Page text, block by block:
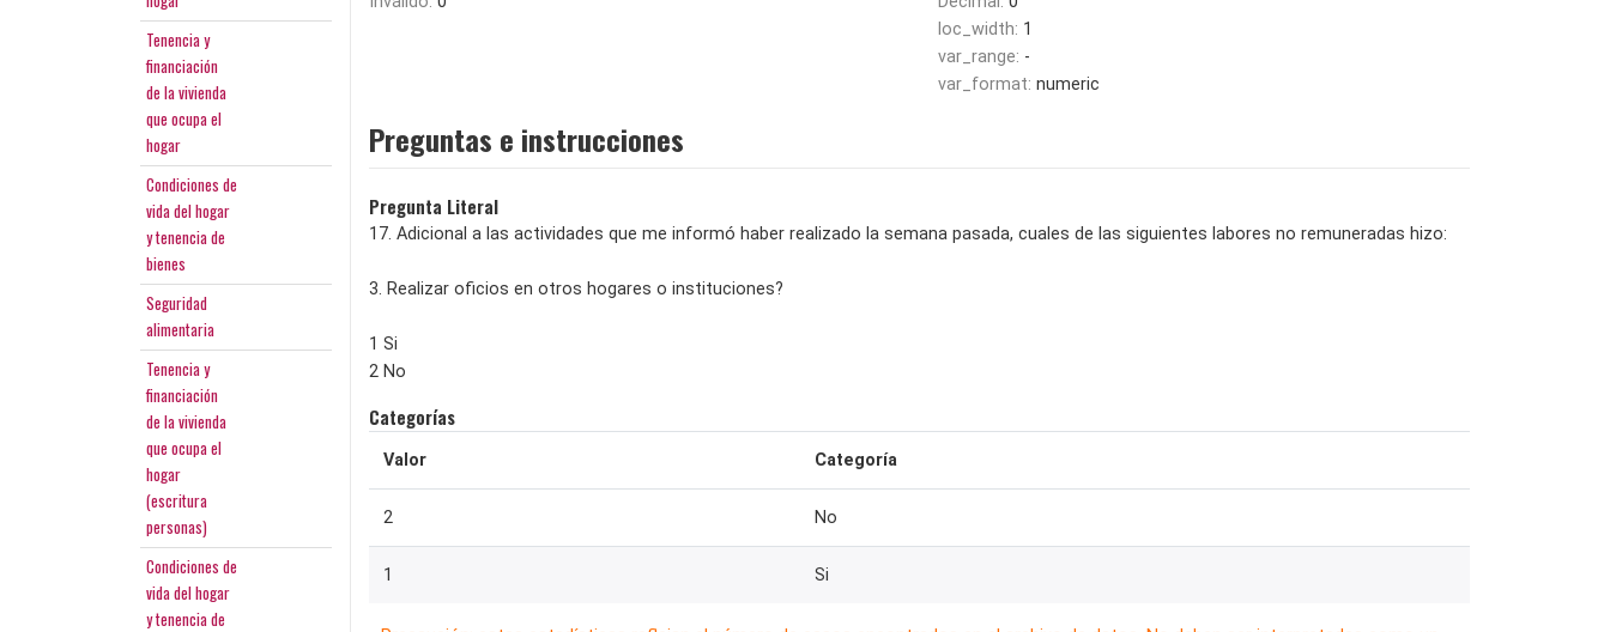
Tenencia y
financiación
de la vivienda
que ocupa el
hogar
Condiciones de
vida del hogar
y tenencia de
bienes
Seguridad
alimentaria
Tenencia y
financiación
de la vivienda
que ocupa el
hogar
(escritura
personas)
Condiciones de
vida del hogar
y tenencia de
loc_width: 1
var_range: -
var_format: numeric
Preguntas e instrucciones
Pregunta Literal
17. Adicional a las actividades que me informó haber realizado la semana pasada, cuales de las siguientes labores no remuneradas hizo:
3. Realizar oficios en otros hogares o instituciones?
1 Si
2 No
Categorías
Valor Categoría
2 No
1 Si